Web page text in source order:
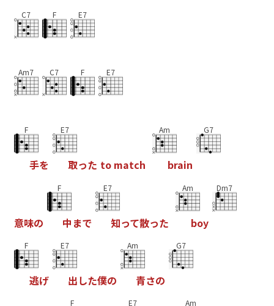
C7 F E7
Am7 C7 F E7
F
手を
E7
取った to match
Am
brain
G7
意味の
F
中 まで
E7
知って散った
Am
boy
Dm7
F
逃げ
E7
出した僕の
Am
青さの
G7
F E7 Am